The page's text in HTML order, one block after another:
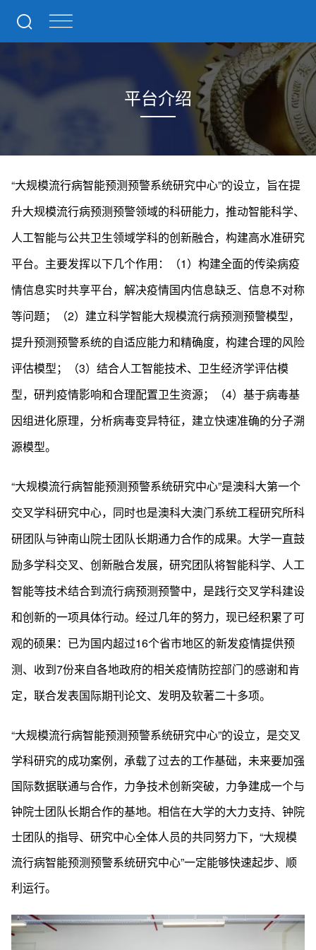
平台介绍
“大规模流行病智能预测预警系统研究中心”的设立，旨在提
升大规模流行病预测预警领域的科研能力，推动智能科学、
人工智能与公共卫生领域学科的创新融合，构建高水准研究
平台。主要发挥以下几个作用：（1）构建全面的传染病疫
情信息实时共享平台，解决疫情国内信息缺乏、信息不对称
等问题；（2）建立科学智能大规模流行病预测预警模型，
提升预测预警系统的自适应能力和精确度，构建合理的风险
评估模型；（3）结合人工智能技术、卫生经济学评估模
型，研判疫情影响和合理配置卫生资源；（4）基于病毒基
因组进化原理，分析病毒变异特征，建立快速准确的分子溯
源模型。
“大规模流行病智能预测预警系统研究中心”是澳科大第一个
交叉学科研究中心，同时也是澳科大澳门系统工程研究所科
研团队与钟南山院士团队长期通力合作的成果。大学一直鼓
励多学科交叉、创新融合发展，研究团队将智能科学、人工
智能等技术结合到流行病预测预警中，是践行交叉学科建设
和创新的一项具体行动。经过几年的努力，现已经积累了可
观的硕果：已为国内超过16个省市地区的新发疫情提供预
测、收到7份来自各地政府的相关疫情防控部门的感谢和肯
定，联合发表国际期刊论文、发明及软著二十多项。
“大规模流行病智能预测预警系统研究中心”的设立，是交叉
学科研究的成功案例，承载了过去的工作基础，未来要加强
国际数据联通与合作，力争技术创新突破，力争建成一个与
钟院士团队长期合作的基地。相信在大学的大力支持、钟院
士团队的指导、研究中心全体人员的共同努力下，“大规模
流行病智能预测预警系统研究中心”一定能够快速起步、顺
利运行。